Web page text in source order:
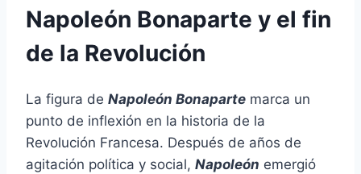
Napoleón Bonaparte y el fin
de la Revolución
La figura de Napoleón Bonaparte marca un
punto de inflexión en la historia de la
Revolución Francesa. Después de años de
agitación política y social, Napoleón emergió